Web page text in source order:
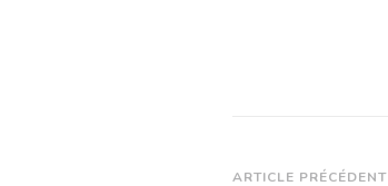
ARTICLE PRÉCÉDENT